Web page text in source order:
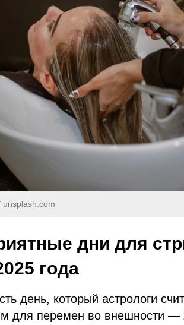
unsplash.com
дни для
года
день, который астрологи
для перемен во внешности —